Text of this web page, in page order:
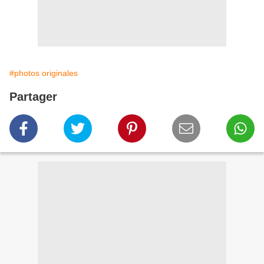
#photos originales
Partager